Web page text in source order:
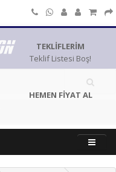
TEKLİFLERİM
Teklif Listesi Boş!
HEMEN FİYAT AL